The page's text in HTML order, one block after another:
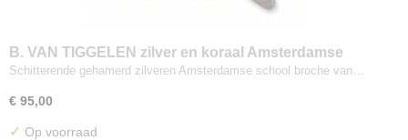
B. VAN TIGGELEN zilver en koraal Amsterdamse
School deco broche
Schitterende gehamerd zilveren Amsterdamse school broche van…
€ 95,00
✓ Op voorraad